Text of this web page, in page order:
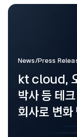
News/Press
kt cloud,
박사 등 테
회사로 변화